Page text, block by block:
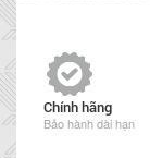
Chính hãng
Bảo hành dài hạn